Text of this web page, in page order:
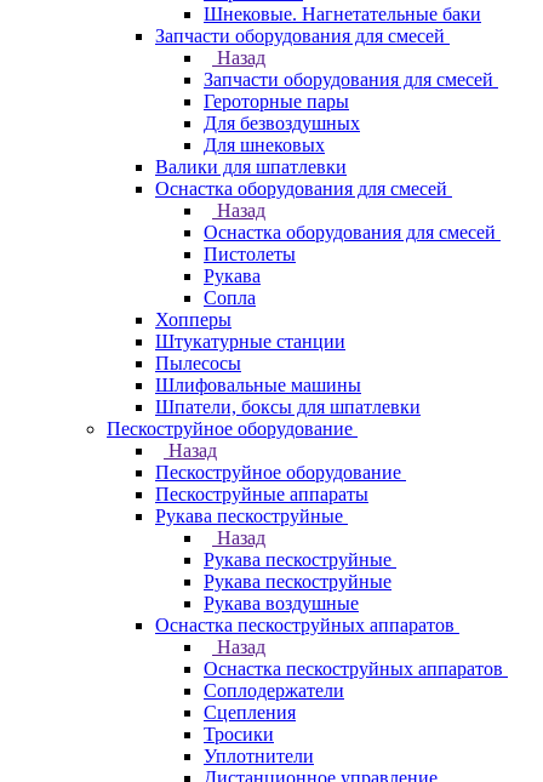
Шнековые. Нагнетательные баки
Запчасти оборудования для смесей
Назад
Запчасти оборудования для смесей
Героторные пары
Для безвоздушных
Для шнековых
Валики для шпатлевки
Оснастка оборудования для смесей
Назад
Оснастка оборудования для смесей
Пистолеты
Рукава
Сопла
Хопперы
Штукатурные станции
Пылесосы
Шлифовальные машины
Шпатели, боксы для шпатлевки
Пескоструйное оборудование
Назад
Пескоструйное оборудование
Пескоструйные аппараты
Рукава пескоструйные
Назад
Рукава пескоструйные
Рукава пескоструйные
Рукава воздушные
Оснастка пескоструйных аппаратов
Назад
Оснастка пескоструйных аппаратов
Соплодержатели
Сцепления
Тросики
Уплотнители
Дистанционное управление